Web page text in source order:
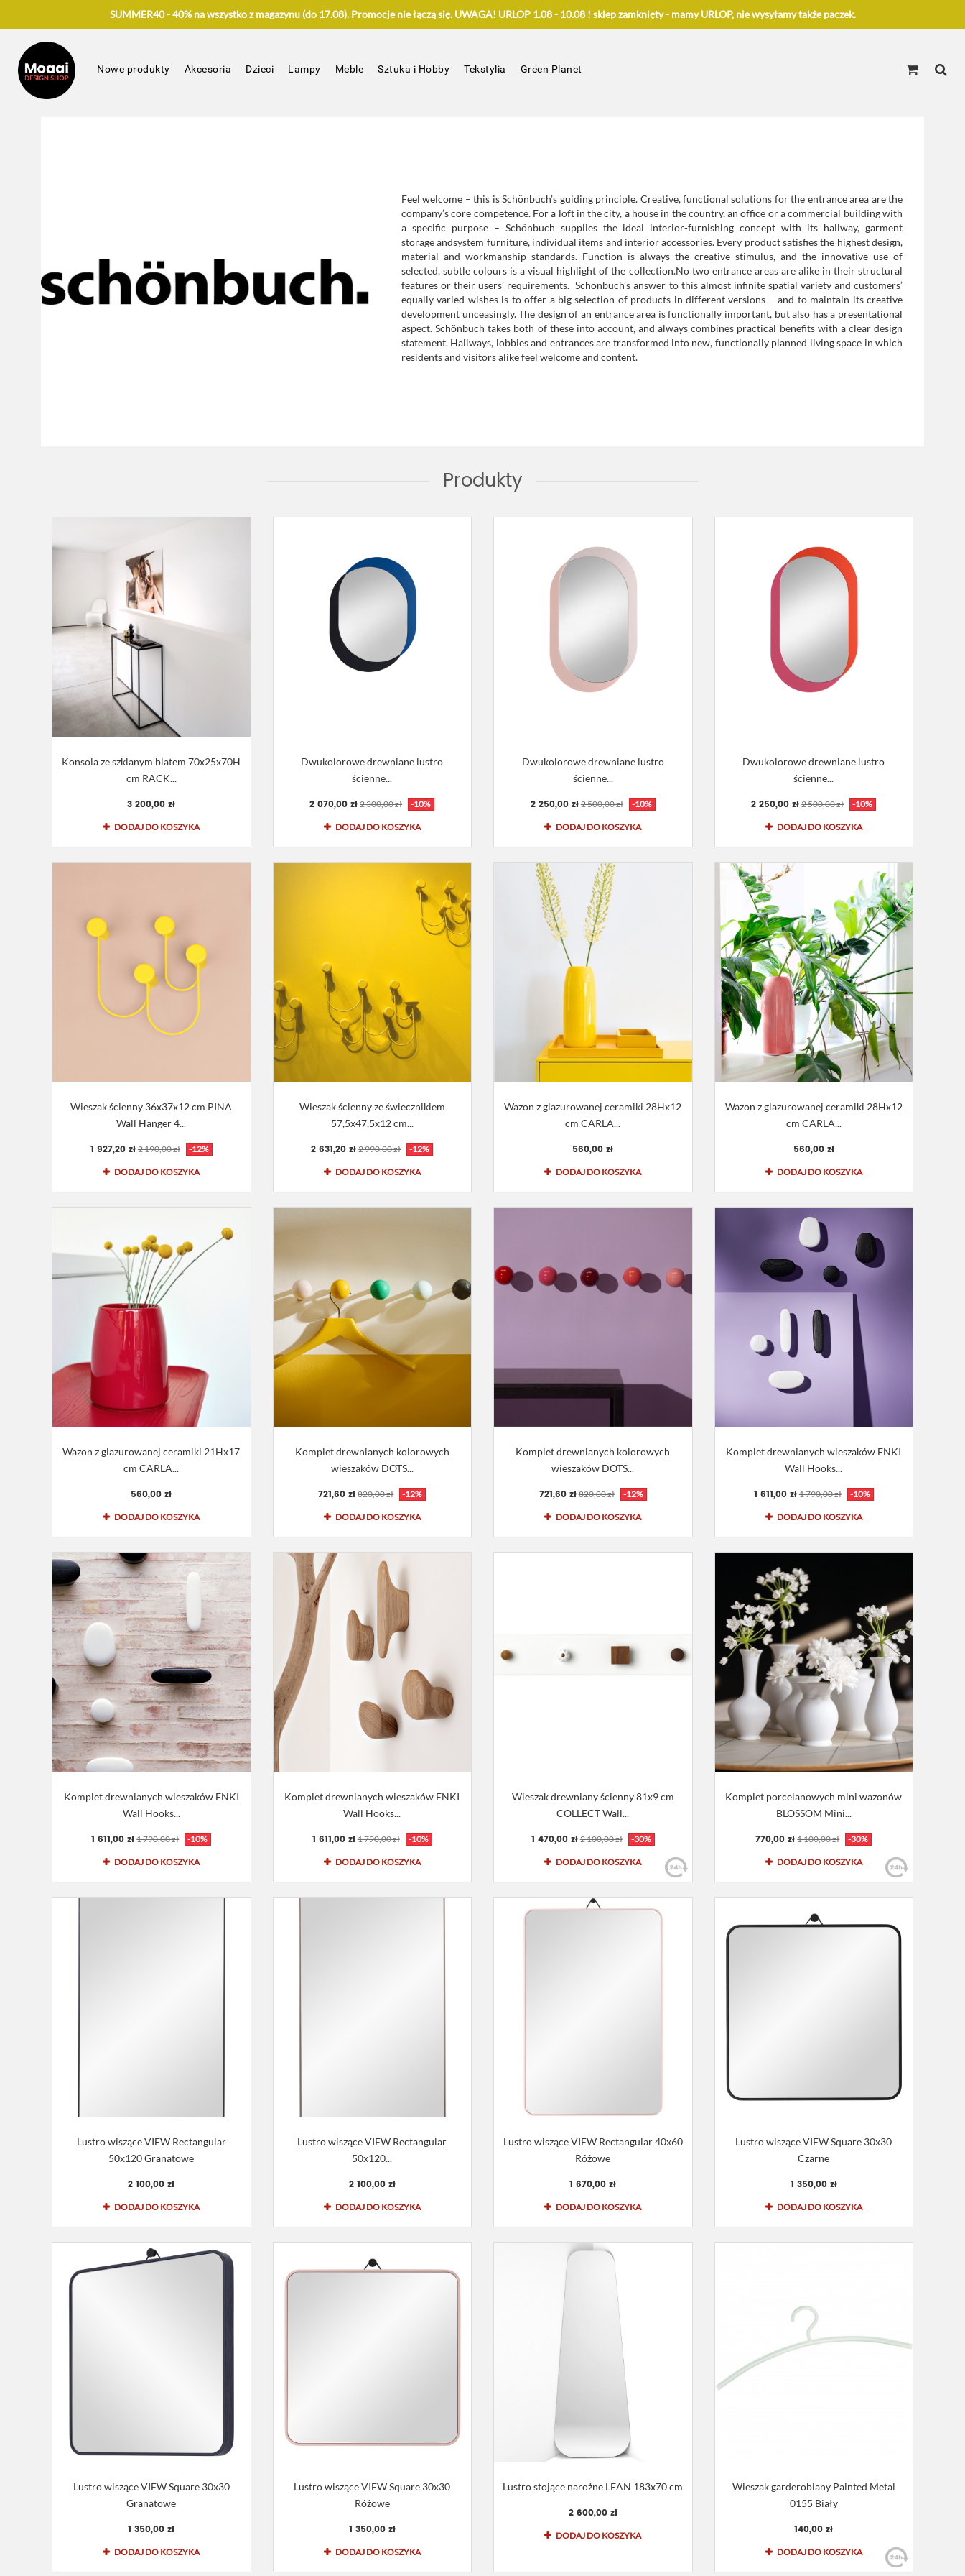
SUMMER40 - 40% na wszystko z magazynu (do 17.08). Promocje nie łączą się. UWAGA! URLOP 1.08 - 10.08 ! sklep zamknięty - mamy URLOP, nie wysyłamy także paczek.
Nowe produkty Akcesoria Dzieci Lampy Meble Sztuka i Hobby Tekstylia Green Planet
Feel welcome – this is Schönbuch’s guiding principle. Creative, functional solutions for the entrance area are the
company’s core competence. For a loft in the city, a house in the country, an office or a commercial building with
a specific purpose – Schönbuch supplies the ideal interior-furnishing concept with its hallway,garment
storageandsystem furniture, individual items and interior accessories. Every product satisfies the highest design,
material and workmanship standards. Function is always the creative stimulus, and the innovative use of
selected, subtle colours is a visual highlight of the collection.No two entrance areas are alike in their structural
features or their users’ requirements. Schönbuch’s answer to this almost infinite spatial variety and customers’
equally varied wishes is to offer a big selection of products in different versions – and to maintain its creative
development unceasingly. The design of an entrance area is functionally important, but also has a presentational
aspect. Schönbuch takes both of these into account, and always combines practical benefits with a clear design
statement. Hallways, lobbies and entrances are transformed into new, functionally planned living space in which
residents and visitors alike feel welcome and content.
Produkty
Konsola ze szklanym blatem 70x25x70H
cm RACK...
3 200,00 zł
DODAJ DO KOSZYKA
Dwukolorowe drewniane lustro
ścienne...
2 070,00 zł 2 300,00 zł -10%
DODAJ DO KOSZYKA
Dwukolorowe drewniane lustro
ścienne...
2 250,00 zł 2 500,00 zł -10%
DODAJ DO KOSZYKA
Dwukolorowe drewniane lustro
ścienne...
2 250,00 zł 2 500,00 zł -10%
DODAJ DO KOSZYKA
Wieszak ścienny 36x37x12 cm PINA
Wall Hanger 4...
1 927,20 zł 2 190,00 zł -12%
DODAJ DO KOSZYKA
Wieszak ścienny ze świecznikiem
57,5x47,5x12 cm...
2 631,20 zł 2 990,00 zł -12%
DODAJ DO KOSZYKA
Wazon z glazurowanej ceramiki 28Hx12
cm CARLA...
560,00 zł
DODAJ DO KOSZYKA
Wazon z glazurowanej ceramiki 28Hx12
cm CARLA...
560,00 zł
DODAJ DO KOSZYKA
Wazon z glazurowanej ceramiki 21Hx17
cm CARLA...
560,00 zł
DODAJ DO KOSZYKA
Komplet drewnianych kolorowych
wieszaków DOTS...
721,60 zł 820,00 zł -12%
DODAJ DO KOSZYKA
Komplet drewnianych kolorowych
wieszaków DOTS...
721,60 zł 820,00 zł -12%
DODAJ DO KOSZYKA
Komplet drewnianych wieszaków ENKI
Wall Hooks...
1 611,00 zł 1 790,00 zł -10%
DODAJ DO KOSZYKA
Komplet drewnianych wieszaków ENKI
Wall Hooks...
1 611,00 zł 1 790,00 zł -10%
DODAJ DO KOSZYKA
Komplet drewnianych wieszaków ENKI
Wall Hooks...
1 611,00 zł 1 790,00 zł -10%
DODAJ DO KOSZYKA
Wieszak drewniany ścienny 81x9 cm
COLLECT Wall...
1 470,00 zł 2 100,00 zł -30%
DODAJ DO KOSZYKA
Komplet porcelanowych mini wazonów
BLOSSOM Mini...
770,00 zł 1 100,00 zł -30%
DODAJ DO KOSZYKA
Lustro wiszące VIEW Rectangular
50x120 Granatowe
2 100,00 zł
DODAJ DO KOSZYKA
Lustro wiszące VIEW Rectangular
50x120...
2 100,00 zł
DODAJ DO KOSZYKA
Lustro wiszące VIEW Rectangular 40x60
Różowe
1 670,00 zł
DODAJ DO KOSZYKA
Lustro wiszące VIEW Square 30x30
Czarne
1 350,00 zł
DODAJ DO KOSZYKA
Lustro wiszące VIEW Square 30x30
Granatowe
1 350,00 zł
DODAJ DO KOSZYKA
Lustro wiszące VIEW Square 30x30
Różowe
1 350,00 zł
DODAJ DO KOSZYKA
Lustro stojące narożne LEAN 183x70 cm
2 600,00 zł
DODAJ DO KOSZYKA
Wieszak garderobiany Painted Metal
0155 Biały
140,00 zł
DODAJ DO KOSZYKA